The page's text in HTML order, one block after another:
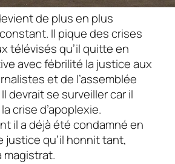
de plus en plus
Il pique des crises
télévisés qu’il quitte en
avec fébrilité la justice aux
et de l’assemblée
devrait se surveiller car il
crise d’apoplexie.
il a déjà été condamné en
justice qu’il honnit tant,
magistrat.